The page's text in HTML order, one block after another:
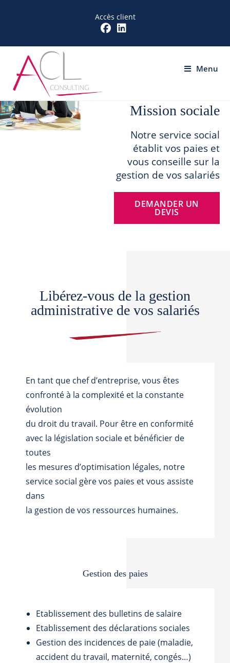
Accès client
Menu
Mission sociale
Notre service social
établit vos paies et
vous conseille sur la
gestion de vos salariés
DEMANDER UN
DEVIS
Libérez-vous de la gestion
administrative de vos salariés
En tant que chef d’entreprise, vous êtes
confronté à la complexité et la constante
évolution
du droit du travail. Pour être en conformité
avec la législation sociale et bénéficier de
toutes
les mesures d’optimisation légales, notre
service social gère vos paies et vous assiste
dans
la gestion de vos ressources humaines.
Gestion des paies
Etablissement des bulletins de salaire
Etablissement des déclarations sociales
Gestion des incidences de paie (maladie,
accident du travail, maternité, congés…)